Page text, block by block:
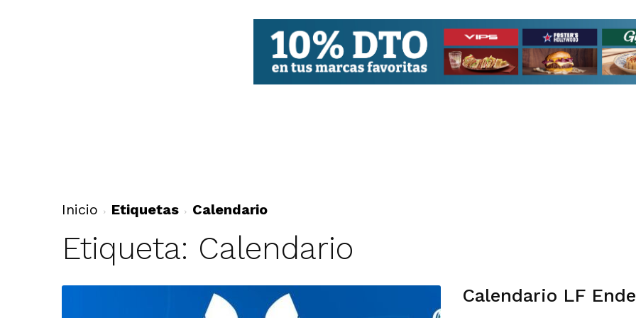
Inicio Etiquetas Calendario
Etiqueta: Calendario
Calendario LF